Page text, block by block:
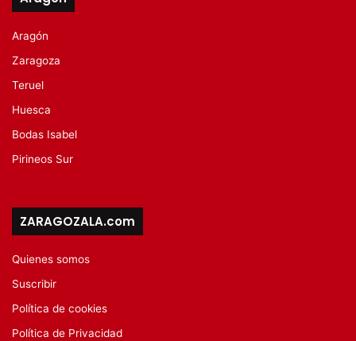
Aragón
Zaragoza
Teruel
Huesca
Bodas Isabel
Pirineos Sur
ZARAGOZALA.com
Quienes somos
Suscribir
Política de cookies
Política de Privacidad